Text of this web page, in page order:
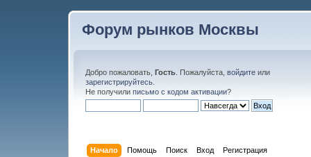
Форум рынков Москвы
Добро пожаловать, Гость . Пожалуйста, войдите или
зарегистрируйтесь
Не получили письмо с кодом активации?
Начало Помощь Поиск Вход Регистрация